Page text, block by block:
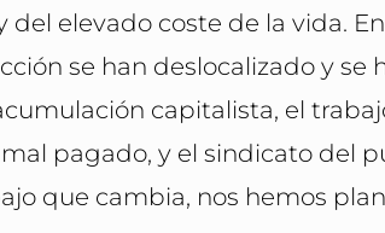
del elevado coste de la vida.
se han deslocalizado y se
capitalista, el
pagado, y el sindicato del
que cambia, nos hemos